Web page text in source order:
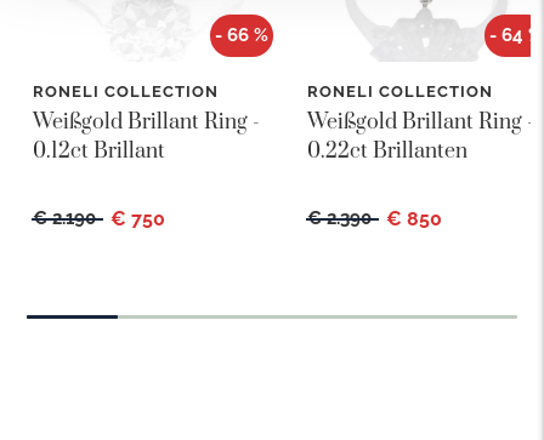
- 66 %
RONELI COLLECTION
Weißgold Brillant Ring -
0.12ct Brillant
€ 2.190 € 750
- 64 %
RONELI COLLECTION
Weißgold Brillant Ring -
0.22ct Brillanten
€ 2.390 € 850